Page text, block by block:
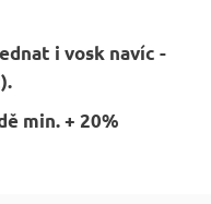
i vosk navíc -
min. + 20%